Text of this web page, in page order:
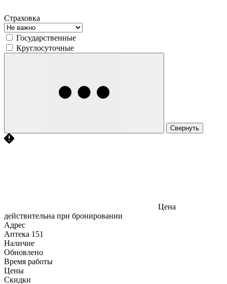
Страховка
Государственные
Круглосуточные
Свернуть
Цена
действительна при бронировании
Адрес
Аптека 151
Наличие
Обновлено
Время работы
Цены
Скидки